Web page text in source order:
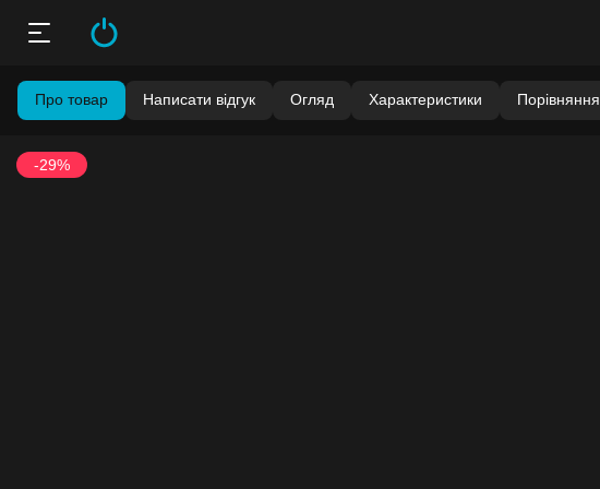
Про товар Написати відгук Огляд Характеристики Порівняння
-29%